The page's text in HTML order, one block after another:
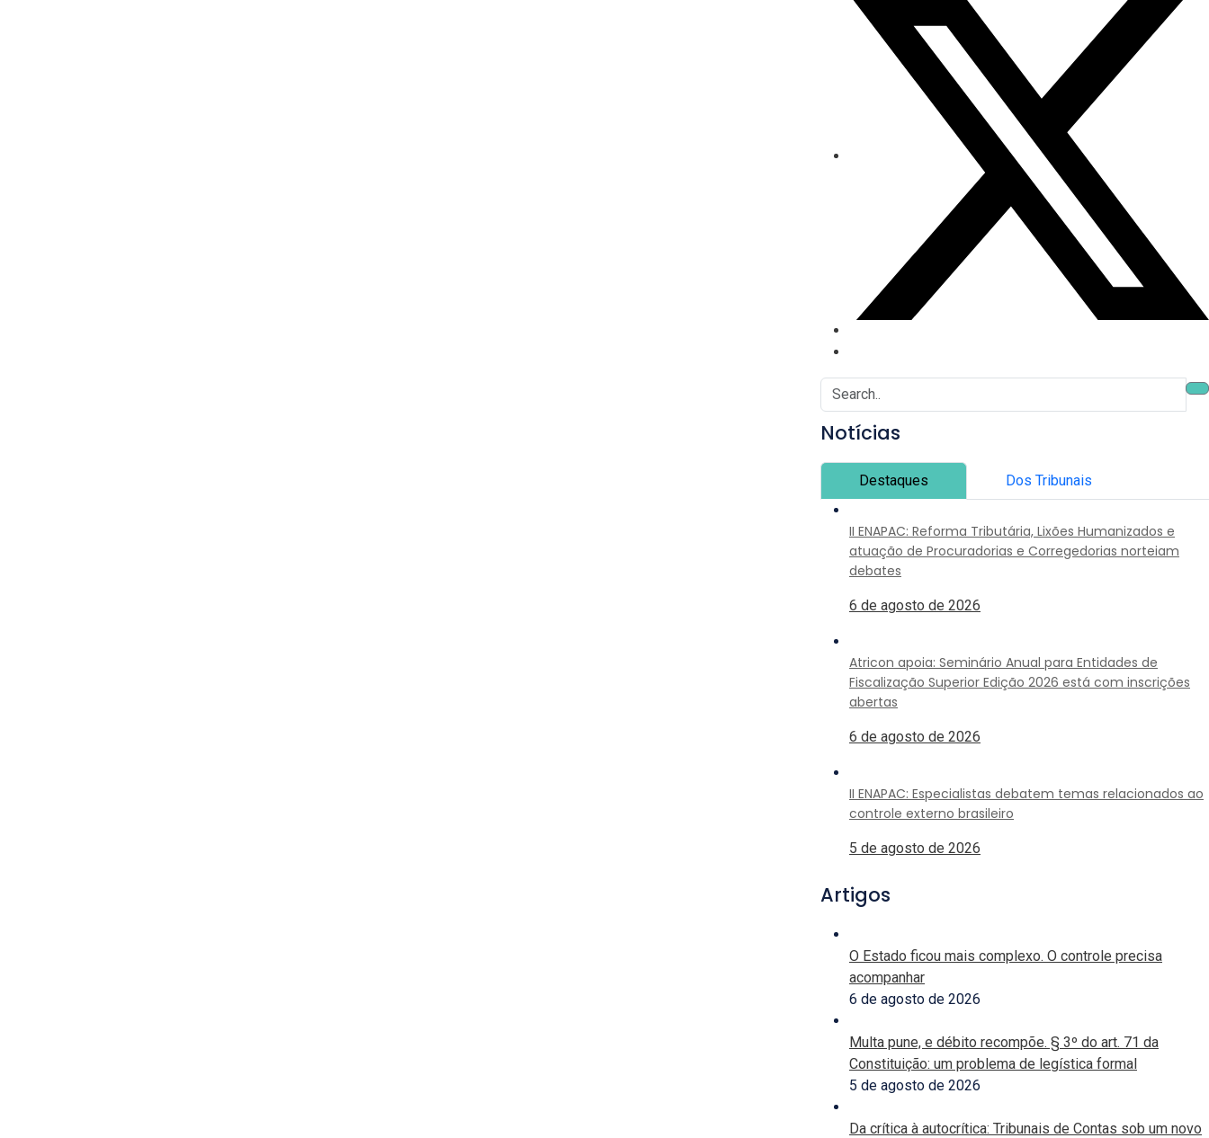
Notícias
Destaques Dos Tribunais
II ENAPAC: Reforma Tributária, Lixões Humanizados e
atuação de Procuradorias e Corregedorias norteiam
debates
6 de agosto de 2026
Atricon apoia: Seminário Anual para Entidades de
Fiscalização Superior Edição 2026 está com inscrições
abertas
6 de agosto de 2026
II ENAPAC: Especialistas debatem temas relacionados ao
controle externo brasileiro
5 de agosto de 2026
Artigos
O Estado ficou mais complexo. O controle precisa
acompanhar
6 de agosto de 2026
Multa pune, e débito recompõe. § 3º do art. 71 da
Constituição: um problema de legística formal
5 de agosto de 2026
Da crítica à autocrítica: Tribunais de Contas sob um novo